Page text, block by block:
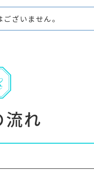
ざいません。
流れ